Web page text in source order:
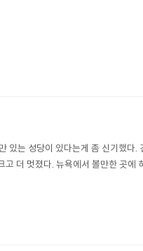
있는 성당이 있다는게 좀 신기했다.
더 멋졌다. 뉴욕에서 볼만한 곳에